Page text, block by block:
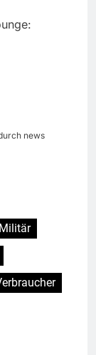
news
Militär